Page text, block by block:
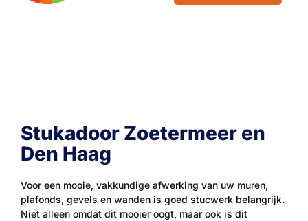
Stukadoor Zoetermeer en
Den Haag
Voor een mooie, vakkundige afwerking van uw muren,
plafonds, gevels en wanden is goed stucwerk belangrijk.
Niet alleen omdat dit mooier oogt, maar ook is dit